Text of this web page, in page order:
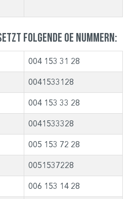
folgende OE Nummern:
004 153 31 28
0041533128
004 153 33 28
0041533328
005 153 72 28
0051537228
006 153 14 28